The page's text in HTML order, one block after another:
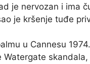
je nervozan i ima
je kršenje tuđe
u Cannesu
Watergate